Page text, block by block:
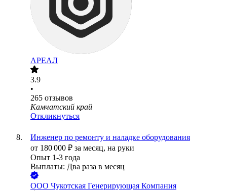
АРЕАЛ
3.9
•
265 отзывов
Камчатский край
Откликнуться
Инженер по ремонту и наладке оборудования
от 180 000 ₽ за месяц, на руки
Опыт 1-3 года
Выплаты: Два раза в месяц
ООО Чукотская Генерирующая Компания